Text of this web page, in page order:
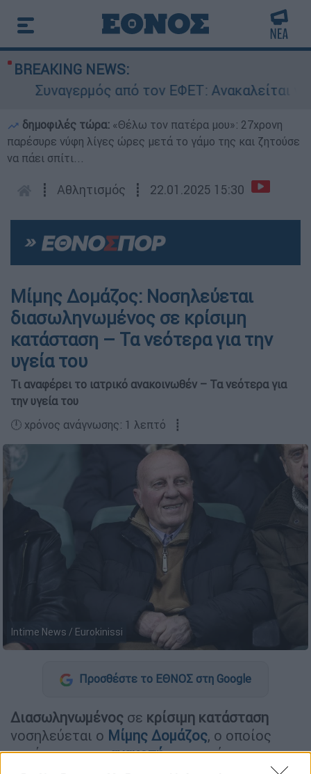
BREAKING NEWS:
Συναγερμός από τον ΕΦΕΤ: Ανακαλείται
δημοφιλές τώρα: «Θέλω τον πατέρα μου»: 27χρονη
παρέσυρε νύφη λίγες ώρες μετά το γάμο της και ζητούσε
να πάει σπίτι...
┋ Αθλητισμός ┋ 22.01.2025 15:30
Μίμης Δομάζος: Νοσηλεύεται
διασωληνωμένος σε κρίσιμη
κατάσταση – Τα νεότερα για την
υγεία του
Τι αναφέρει το ιατρικό ανακοινωθέν – Τα νεότερα για
την υγεία του
🕛 χρόνος ανάγνωσης: 1 λεπτό ┋
Intime News / Eurokinissi
Προσθέστε το ΕΘΝΟΣ στη Google
Διασωληνωμένος σε κρίσιμη κατάσταση
νοσηλεύεται ο Μίμης Δομάζος, ο οποίος
κατέρρευσε μεανακοπή μπροστά στην